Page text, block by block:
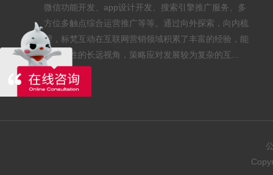
微信功能开发、app设计开发、搜索引擎推广服务、多
方位多触点综合运营推广等等。通过向外探索，向内梳
理，标梵互动在互联网营销领域积累了丰富的经验，能
以全局性的长远视角，策略应对发展较为复杂的互...